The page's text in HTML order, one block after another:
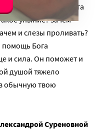
и побег с места
уныние? зачем
и слезы проливать?
помощь Бога
и сила. Он поможет и
душой тяжело
обычную твою
Суреновной